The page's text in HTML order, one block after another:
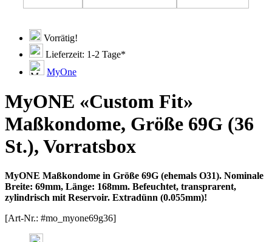
Vorrätig!
Lieferzeit: 1-2 Tage*
MyOne
MyONE «Custom Fit»
Maßkondome, Größe 69G (36
St.), Vorratsbox
MyONE Maßkondome in Größe 69G (ehemals O31). Nominale
Breite: 69mm, Länge: 168mm. Befeuchtet, transprarent,
zylindrisch mit Reservoir. Extradünn (0.055mm)!
[Art-Nr.: #mo_myone69g36]